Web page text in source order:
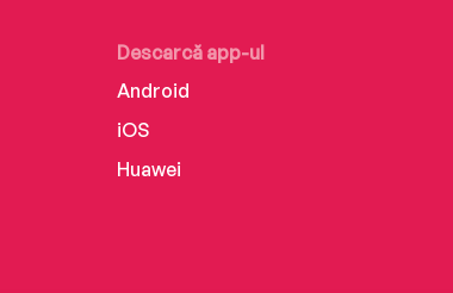
Descarcă app-ul
Android
iOS
Huawei